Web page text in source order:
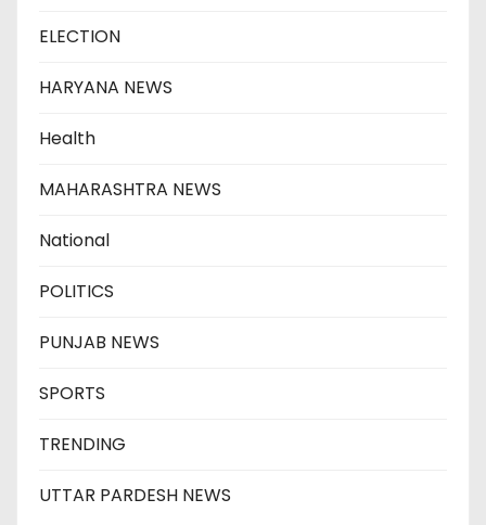
ELECTION
HARYANA NEWS
Health
MAHARASHTRA NEWS
National
POLITICS
PUNJAB NEWS
SPORTS
TRENDING
UTTAR PARDESH NEWS